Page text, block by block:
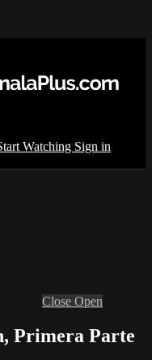
Watching Sign in
Close Open
Primera Parte